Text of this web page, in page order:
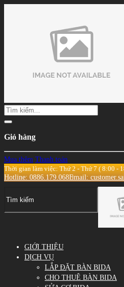
Giỏ hàng
Mua thêm Thanh toán
Thời gian làm việc: Thứ 2 - Thứ 7 ( 8:00 -
Hotline: 0886.179.068Email:
GIỚI THIỆU
DỊCH VỤ
LẮP ĐẶT BÀN BIDA
CHO THUÊ BÀN BIDA